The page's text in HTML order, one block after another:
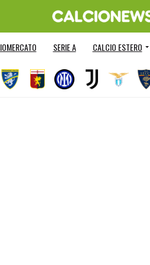
SERIE A CALCIO ESTERO